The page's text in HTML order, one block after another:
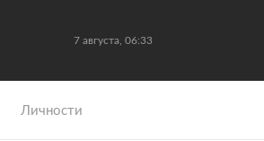
7 августа, 06:33
Личности